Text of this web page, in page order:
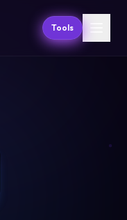
Tools